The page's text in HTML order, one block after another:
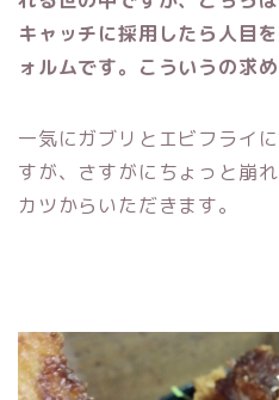
キャッチに採用したら人目
ォルムです。こういうの求
一気にガブリとエビフライ
すが、さすがにちょっと崩
カツからいただきます。